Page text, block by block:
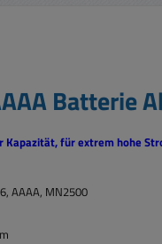
Batterie
für extrem hohe
AAAA, MN2500